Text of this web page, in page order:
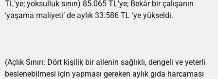
TL’ye; yoksulluk sınırı) 85.065 TL’ye; Bekâr bir çalışanın
‘yaşama maliyeti’ de aylık 33.586 TL ‘ye yükseldi.
(Açlık Sınırı: Dört kişilik bir ailenin sağlıklı, dengeli ve yeterli
beslenebilmesi için yapması gereken aylık gıda harcaması